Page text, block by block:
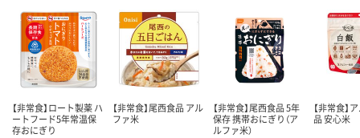
【非常食】ロート製薬 ハ
ートフード5年常温保
存おにぎり
【非常食】尾西食品 アル
ファ米
【非常食】尾西食品 5年
保存 携帯おにぎり（ア
ルファ米）
【非常食】
品 安心米